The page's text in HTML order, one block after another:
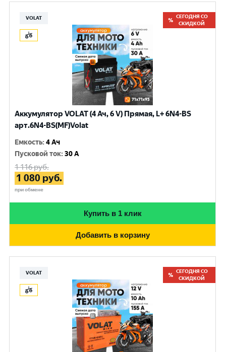
VOLAT
СЕГОДНЯ СО
СКИДКОЙ
Аккумулятор VOLAT (4 Ач, 6 V) Прямая, L+ 6N4-BS
арт.6N4-BS(MF)Volat
Емкость:4 Ач
Пусковой ток:30 A
1 116руб.
1 080 руб.
при обмене
Купить в 1 клик
Добавить в корзину
VOLAT
СЕГОДНЯ СО
СКИДКОЙ